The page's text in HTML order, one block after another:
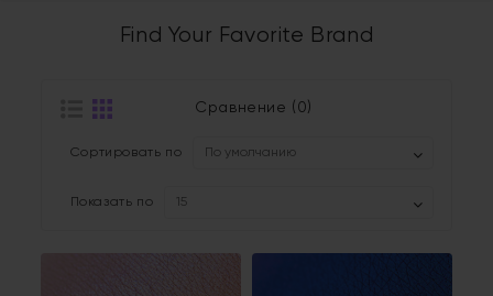
Find Your Favorite Brand
Сравнение (0)
Сортировать по
Показать по